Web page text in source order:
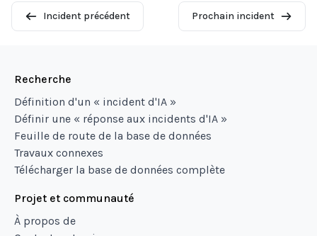
Incident précédent Prochain incident
Recherche
Définition d'un « incident d'IA »
Définir une « réponse aux incidents d'IA »
Feuille de route de la base de données
Travaux connexes
Télécharger la base de données complète
Projet et communauté
À propos de